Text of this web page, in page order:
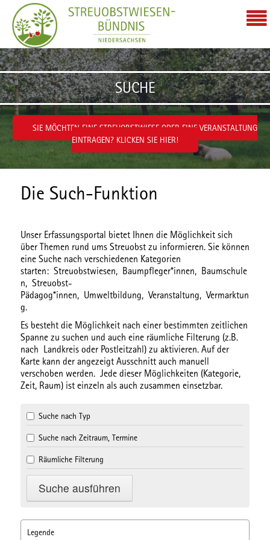
Zum Inhalt wechseln
SUCHE
SIE MÖCHTEN EINE STREUOBSTWIESE ODER EINE VERANSTALTUNG
EINTRAGEN? KLICKEN SIE HIER!
Die Such-Funktion
Unser Erfassungsportal bietet Ihnen die Möglichkeit sich
über Themen rund ums Streuobst zu informieren. Sie können
eine Suche nach verschiedenen Kategorien
starten: Streuobstwiesen, Baumpfleger*innen, Baumschule
n, Streuobst-
Pädagog*innen, Umweltbildung,Veranstaltung,Vermarktun
g.
Es besteht die Möglichkeit nach einer bestimmten zeitlichen
Spannezu suchen und auch eine räumliche Filterung (z.B.
nach Landkreis oder Postleitzahl) zu aktivieren. Auf der
Karte kann der angezeigt Ausschnitt auch manuell
verschoben werden. Jede dieser Möglichkeiten (Kategorie,
Zeit, Raum) ist einzeln als auch zusammen einsetzbar.
Suche nach Typ
Suche nach Zeitraum, Termine
Räumliche Filterung
Legende